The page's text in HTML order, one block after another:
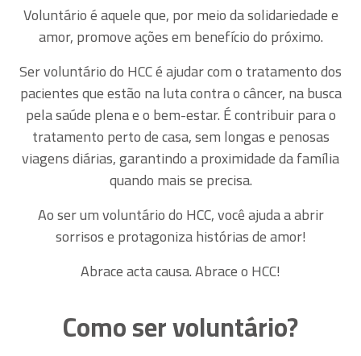
Voluntário é aquele que, por meio da solidariedade e
amor, promove ações em benefício do próximo.
Ser voluntário do HCC é ajudar com o tratamento dos
pacientes que estão na luta contra o câncer, na busca
pela saúde plena e o bem-estar. É contribuir para o
tratamento perto de casa, sem longas e penosas
viagens diárias, garantindo a proximidade da família
quando mais se precisa.
Ao ser um voluntário do HCC, você ajuda a abrir
sorrisos e protagoniza histórias de amor!
Abrace acta causa. Abrace o HCC!
Como ser voluntário?